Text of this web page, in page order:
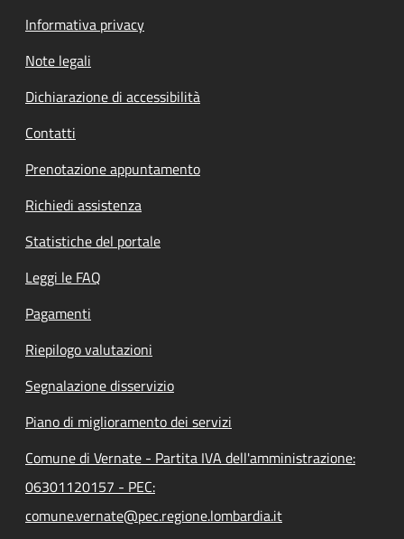
Informativa privacy
Note legali
Dichiarazione di accessibilità
Contatti
Prenotazione appuntamento
Richiedi assistenza
Statistiche del portale
Leggi le FAQ
Pagamenti
Riepilogo valutazioni
Segnalazione disservizio
Piano di miglioramento dei servizi
Comune di Vernate - Partita IVA dell'amministrazione:
06301120157 - PEC:
comune.vernate@pec.regione.lombardia.it